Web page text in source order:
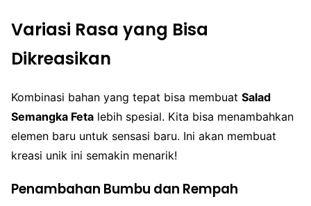
Variasi Rasa yang Bisa
Dikreasikan
Kombinasi bahan yang tepat bisa membuat Salad
Semangka Feta lebih spesial. Kita bisa menambahkan
elemen baru untuk sensasi baru. Ini akan membuat
kreasi unik ini semakin menarik!
Penambahan Bumbu dan Rempah